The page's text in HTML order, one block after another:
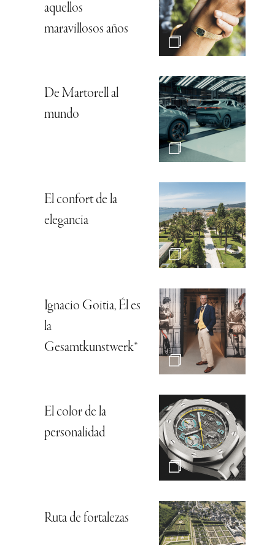
aquellos
maravillosos años
De Martorell al
mundo
El confort de la
elegancia
Ignacio Goitia, Él es
la
Gesamtkunstwerk*
El color de la
personalidad
Ruta de fortalezas